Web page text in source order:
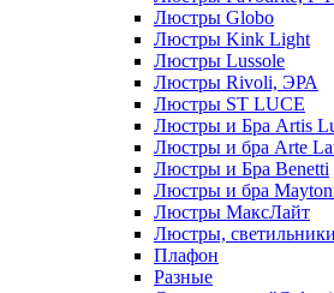
Люстры Globo
Люстры Kink Light
Люстры Lussole
Люстры Rivoli, ЭРА
Люстры ST LUCE
Люстры и Бра Artis
Люстры и бра Arte
Люстры и Бра Benetti
Люстры и бра
Люстры МаксЛайт
Люстры,
Плафон
Разные